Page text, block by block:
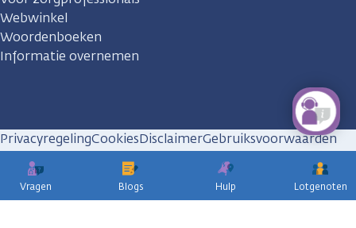
Vragen Blogs Hulp Lotgenoten
Webwinkel
Woordenboeken
Informatie overnemen
PrivacyregelingCookiesDisclaimerGebruiksvoorwaarden
Huisregels